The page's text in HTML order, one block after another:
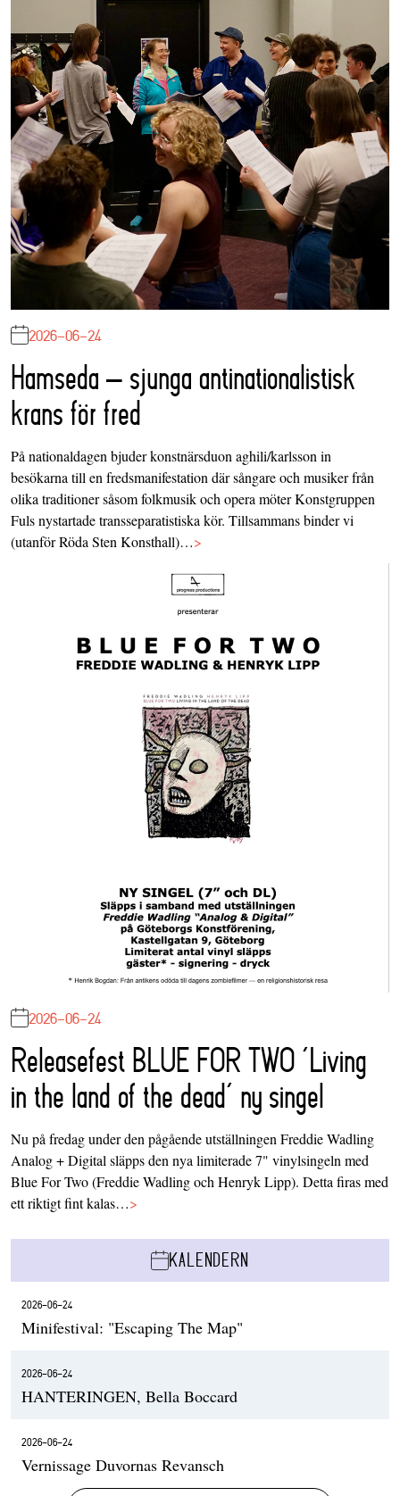
2026-06-24
Hamseda – sjunga antinationalistisk
krans för fred
På nationaldagen bjuder konstnärsduon aghili/karlsson in
besökarna till en fredsmanifestation där sångare och musiker från
olika traditioner såsom folkmusik och opera möter Konstgruppen
Fuls nystartade transseparatistiska kör. Tillsammans binder vi
(utanför Röda Sten Konsthall)…>
2026-06-24
Releasefest BLUE FOR TWO ‘Living
in the land of the dead’ ny singel
Nu på fredag under den pågående utställningen Freddie Wadling
Analog + Digital släpps den nya limiterade 7" vinylsingeln med
Blue For Two (Freddie Wadling och Henryk Lipp). Detta firas med
ett riktigt fint kalas…>
KALENDERN
2026-06-24
Minifestival: "Escaping The Map"
2026-06-24
HANTERINGEN, Bella Boccard
2026-06-24
Vernissage Duvornas Revansch